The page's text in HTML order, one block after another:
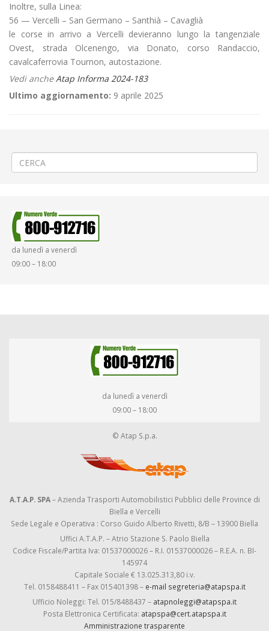
Inoltre, sulla Linea:
56 — Vercelli – San Germano – Santhià – Cavaglià
le corse in arrivo a Vercelli devieranno lungo la tangenziale
Ovest, strada Olcenengo, via Donato, corso Randaccio,
cavalcaferrovia Tournon, autostazione.
Vedi ancheAtap Informa 2024-183
Ultimo aggiornamento: 9 aprile 2025
da lunedì a venerdì
09:00 – 18:00
da lunedì a venerdì
09:00 – 18:00
© Atap S.p.a.
A.T.A.P. SPA– Azienda Trasporti Automobilistici Pubblici delle Province di
Biella e Vercelli
Sede Legale e Operativa : Corso Guido Alberto Rivetti, 8/B – 13900 Biella
Uffici A.T.A.P. – Atrio Stazione S. Paolo Biella
Codice Fiscale/Partita Iva: 01537000026 – R.I. 01537000026 – R.E.A. n. BI-
145974
Capitale Sociale € 13.025.313,80 i.v.
Tel. 0158488411 – Fax 015401398 – e-mail segreteria@atapspa.it
Ufficio Noleggi: Tel. 015/8488437 – atapnoleggi@atapspa.it
Posta Elettronica Certificata: atapspa@cert.atapspa.it
Amministrazione trasparente